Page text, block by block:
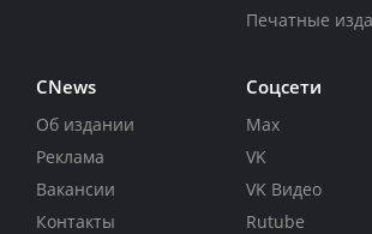
Печатные
CNews
Об издании
Реклама
Вакансии
Контакты
Соцсети
Max
VK
VK Видео
Rutube